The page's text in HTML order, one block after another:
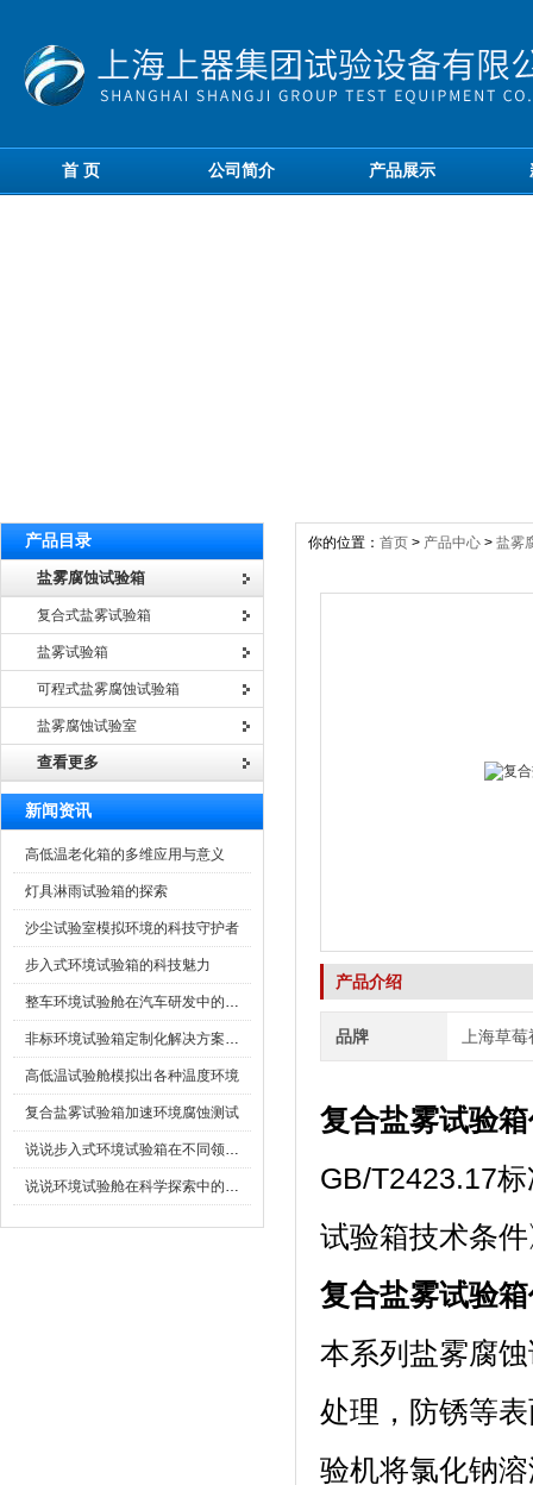
首 页 公司简介 产品展示
产品目录
盐雾腐蚀试验箱
复合式盐雾试验箱
盐雾试验箱
可程式盐雾腐蚀试验箱
盐雾腐蚀试验室
查看更多
新闻资讯
高低温老化箱的多维应用与意义
灯具淋雨试验箱的探索
沙尘试验室模拟环境的科技守护者
步入式环境试验箱的科技魅力
整车环境试验舱在汽车研发中的作用
非标环境试验箱定制化解决方案在可靠性测试中的重要性
高低温试验舱模拟出各种温度环境
复合盐雾试验箱加速环境腐蚀测试
说说步入式环境试验箱在不同领域的应用
说说环境试验舱在科学探索中的作用
你的位置： 首页 > 产品中心 > 盐雾
产品介绍
品牌 上海草
复合盐雾试验
GB/T2423.17标
试验箱技术条件
复合盐雾试验
本系列盐雾腐蚀试
处理，防锈等
验机将氯化钠溶